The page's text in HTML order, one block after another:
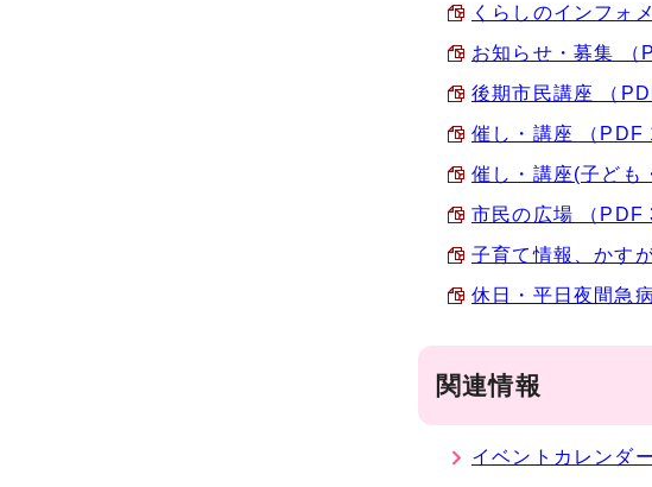
くらしのインフォ
お知らせ・募集 （
後期市民講座 （
催し・講座 （PDF
催し・講座(子ども
市民の広場 （PDF
子育て情報、かす
休日・平日夜間急
関連情報
イベントカレンダー